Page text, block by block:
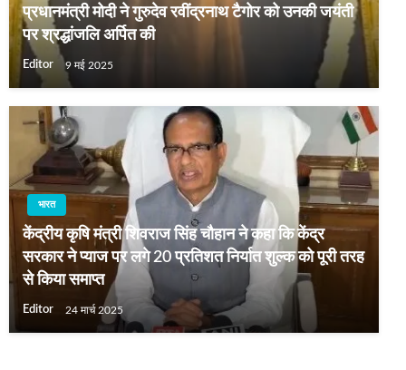
प्रधानमंत्री मोदी ने गुरुदेव रवींद्रनाथ टैगोर को उनकी जयंती
पर श्रद्धांजलि अर्पित की
Editor 9 मई 2025
भारत
केंद्रीय कृषि मंत्री शिवराज सिंह चौहान ने कहा कि केंद्र
सरकार ने प्याज पर लगे 20 प्रतिशत निर्यात शुल्क को पूरी तरह
से किया समाप्त
Editor 24 मार्च 2025